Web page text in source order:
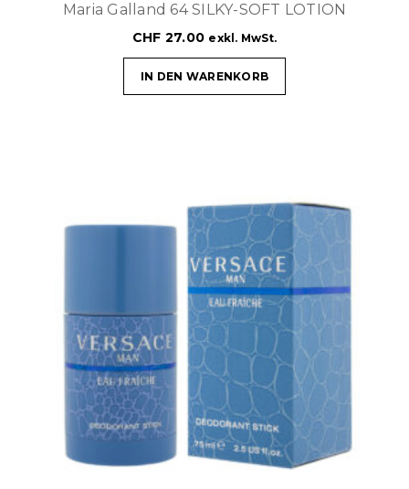
Maria Galland 64 SILKY-SOFT LOTION
CHF 27.00 exkl. MwSt.
IN DEN WARENKORB